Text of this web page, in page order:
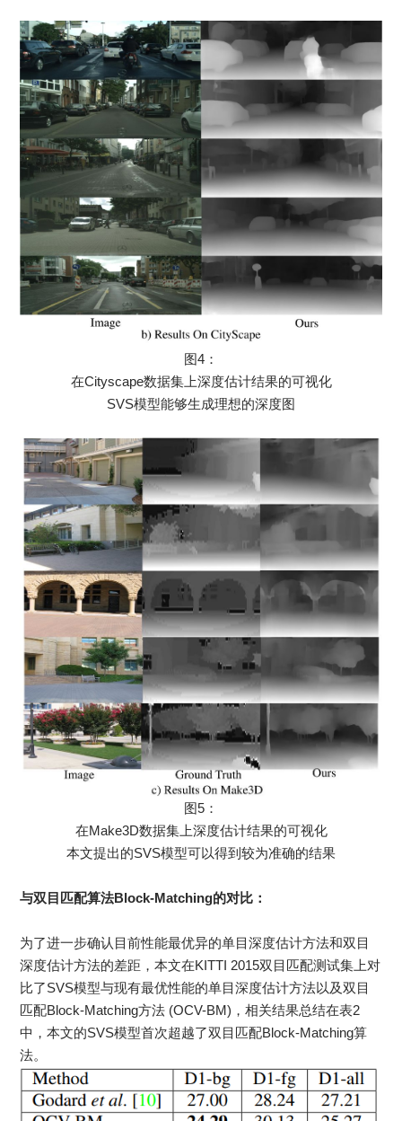
图4：
在Cityscape数据集上深度估计结果的可视化
SVS模型能够生成理想的深度图
图5：
在Make3D数据集上深度估计结果的可视化
本文提出的SVS模型可以得到较为准确的结果
与双目匹配算法Block-Matching的对比：
为了进一步确认目前性能最优异的单目深度估计方法和双目
深度估计方法的差距，本文在KITTI 2015双目匹配测试集上对
比了SVS模型与现有最优性能的单目深度估计方法以及双目
匹配Block-Matching方法 (OCV-BM)，相关结果总结在表2
中，本文的SVS模型首次超越了双目匹配Block-Matching算
法。